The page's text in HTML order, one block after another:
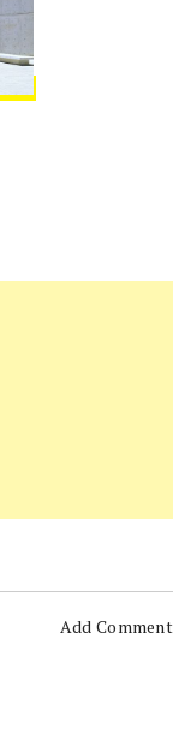
Add Comment